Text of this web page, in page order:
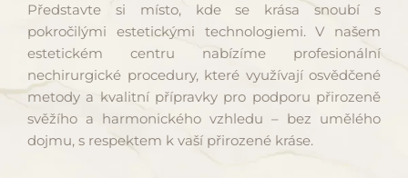
Představte si místo, kde se krása snoubí s
pokročilými estetickými technologiemi. V našem
estetickém centru nabízíme profesionální
nechirurgické procedury, které využívají osvědčené
metody a kvalitní přípravky pro podporu přirozeně
svěžího a harmonického vzhledu – bez umělého
dojmu, s respektem k vaší přirozené kráse.